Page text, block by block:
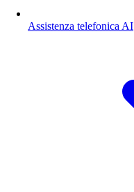
Assistenza telefonica AI